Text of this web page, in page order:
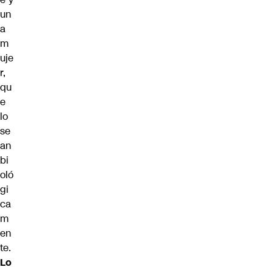
un
a
m
uje
r,
qu
e
lo
se
an
bi
oló
gi
ca
m
en
te.
Lo